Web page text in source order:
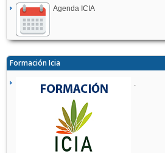
Agenda ICIA
Formación Icia
.